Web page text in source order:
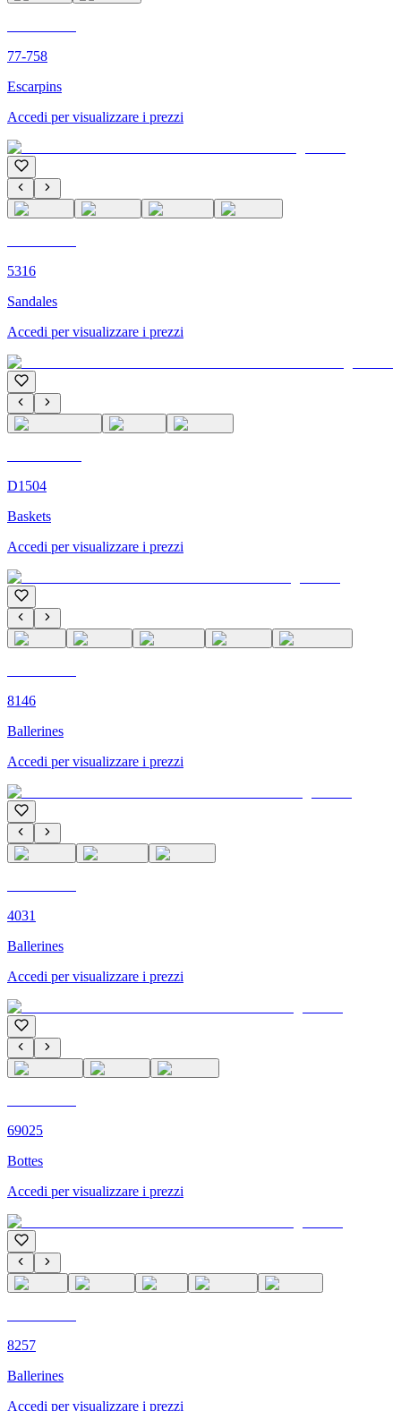
77-758
Escarpins
Accedi per visualizzare i prezzi
5316
Sandales
Accedi per visualizzare i prezzi
D1504
Baskets
Accedi per visualizzare i prezzi
8146
Ballerines
Accedi per visualizzare i prezzi
4031
Ballerines
Accedi per visualizzare i prezzi
69025
Bottes
Accedi per visualizzare i prezzi
8257
Ballerines
Accedi per visualizzare i prezzi